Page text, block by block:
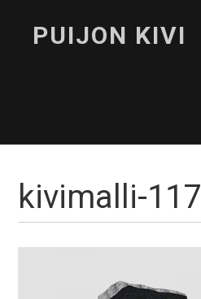
PUIJON KIVI
kivimalli-117